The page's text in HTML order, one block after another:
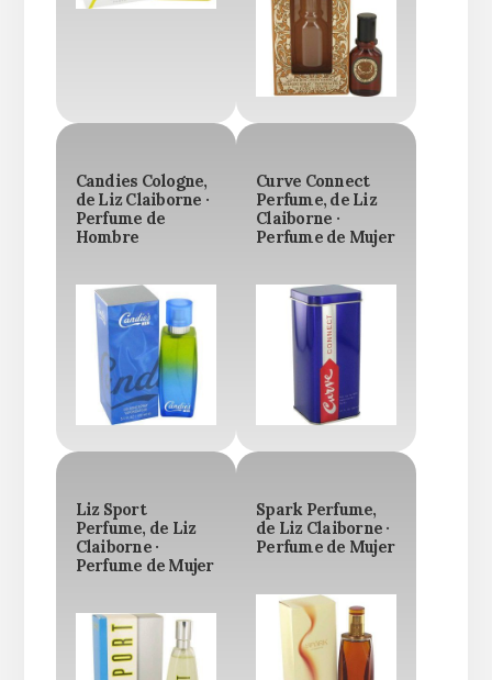
Candies Cologne,
de Liz Claiborne ·
Perfume de
Hombre
Curve Connect
Perfume, de Liz
Claiborne ·
Perfume de Mujer
Liz Sport
Perfume, de Liz
Claiborne ·
Perfume de Mujer
Spark Perfume,
de Liz Claiborne ·
Perfume de Mujer